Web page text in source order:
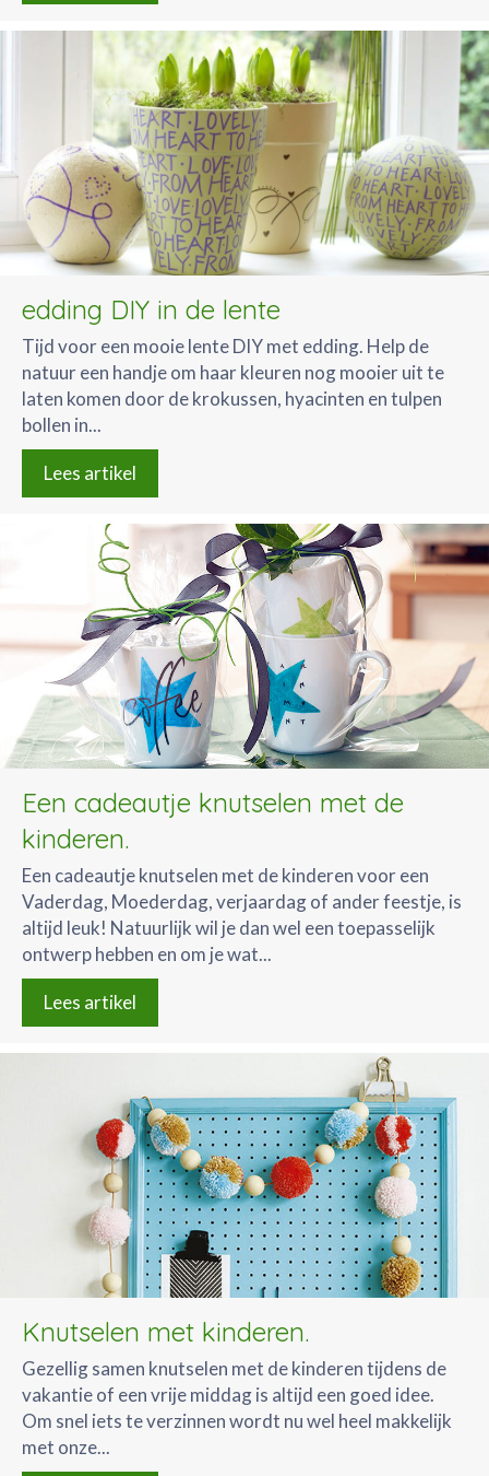
edding DIY in de lente
Tijd voor een mooie lente DIY met edding. Help de
natuur een handje om haar kleuren nog mooier uit te
laten komen door de krokussen, hyacinten en tulpen
bollen in...
Lees artikel
Een cadeautje knutselen met de
kinderen.
Een cadeautje knutselen met de kinderen voor een
Vaderdag, Moederdag, verjaardag of ander feestje, is
altijd leuk! Natuurlijk wil je dan wel een toepasselijk
ontwerp hebben en om je wat...
Lees artikel
Knutselen met kinderen.
Gezellig samen knutselen met de kinderen tijdens de
vakantie of een vrije middag is altijd een goed idee.
Om snel iets te verzinnen wordt nu wel heel makkelijk
met onze...